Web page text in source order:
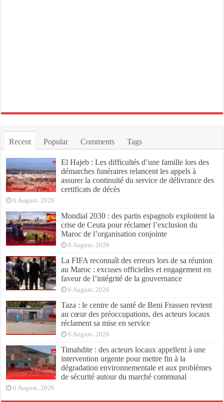
Recent Popular Comments Tags
El Hajeb : Les difficultés d’une famille lors des
démarches funéraires relancent les appels à
assurer la continuité du service de délivrance des
certificats de décès
6 August، 2026
Mondial 2030 : des partis espagnols exploitent la
crise de Ceuta pour réclamer l’exclusion du
Maroc de l’organisation conjointe
6 August، 2026
La FIFA reconnaît des erreurs lors de sa réunion
au Maroc : excuses officielles et engagement en
faveur de l’intégrité de la gouvernance
6 August، 2026
Taza : le centre de santé de Beni Frassen revient
au cœur des préoccupations, des acteurs locaux
réclament sa mise en service
6 August، 2026
Timahdite : des acteurs locaux appellent à une
intervention urgente pour mettre fin à la
dégradation environnementale et aux problèmes
de sécurité autour du marché communal
6 August، 2026